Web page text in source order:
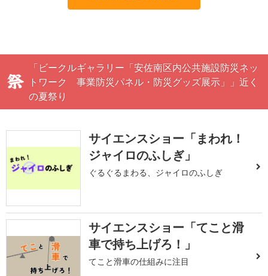
「ビークルギャラリー「安佐南区内公共施設防災ネッ
トワーク 事業防災パネル・防災グッズ展示」」近く
の夏祭り
サイエンスショー「まわれ！
ジャイロのふしぎ」
ぐるぐるまわる、ジャイロのふしぎ
サイエンスショー「てこと滑
車で持ち上げろ！」
てこと滑車の仕組みに注目